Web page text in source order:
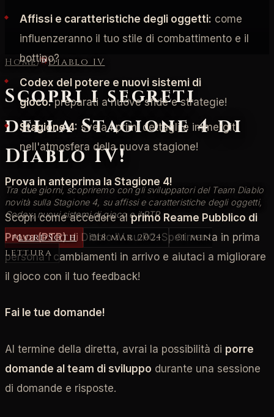
Home/ Diablo IV
Scopri i segreti
della Stagione 4 di
Diablo IV!
Tra due giorni, scopriremo con gli sviluppatori del Team Diablo
novità sulla Stagione 4, su affissi e caratteristiche degli oggetti,
Codex, nuovi sistemi di gioco e il PTR
LordSoth 18 mar 2024
1 min
lettura
Affissi e caratteristiche degli oggetti: come
influenzeranno il tuo stile di combattimento e il
bottino?
Codex del potere e nuovi sistemi di
gioco:preparati a nuove sfide e strategie!
Stagione 4: svela i primi dettagli e immergiti
nell'atmosfera della nuova stagione!
Prova in anteprima la Stagione 4!
Scopri come accedere alprimo Reame Pubblico di
Prova (PTR)di Diablo IV su PC. Sperimenta in prima
persona i cambiamenti in arrivo e aiutaci a migliorare
il gioco con il tuo feedback!
Fai le tue domande!
Al termine della diretta, avrai la possibilità di porre
domande al team di sviluppo durante una sessione
di domande e risposte.